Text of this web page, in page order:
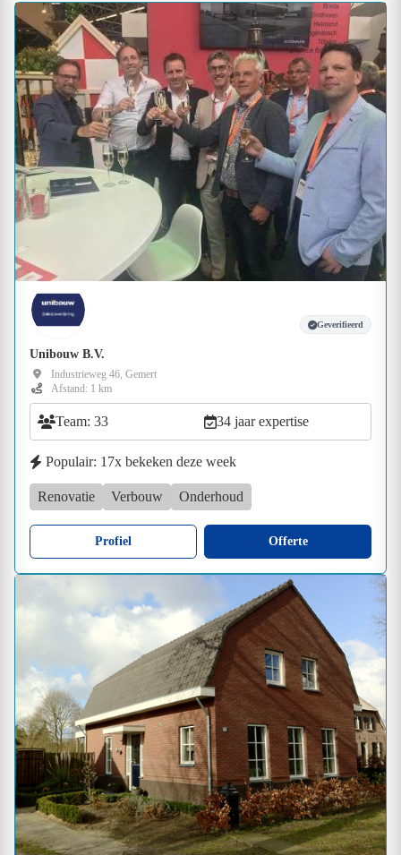
Geverifieerd
Unibouw B.V.
Industrieweg 46, Gemert
Afstand: 1 km
Team: 33 34 jaar expertise
Populair: 17x bekeken deze week
Renovatie Verbouw Onderhoud
Profiel Offerte